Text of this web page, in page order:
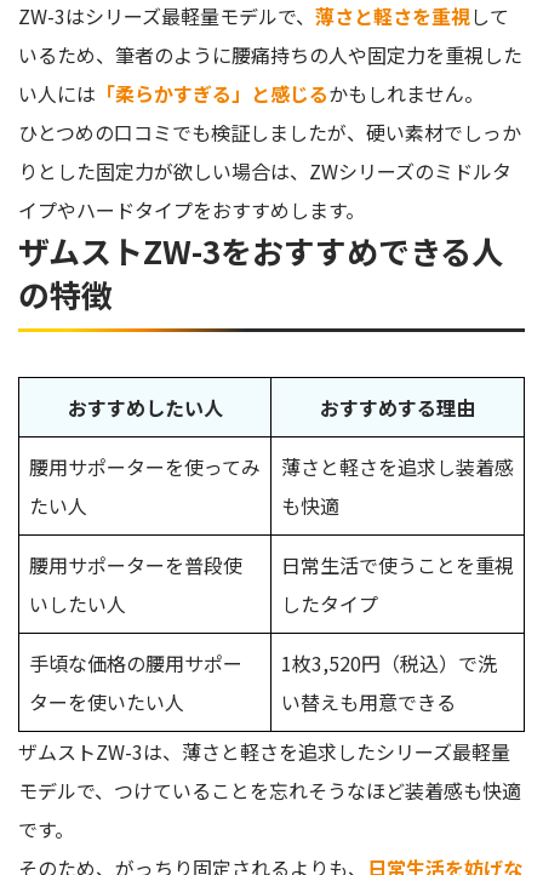
ZW-3はシリーズ最軽量モデルで、 薄さと軽さを重視して
いるため、筆者のように腰痛持ちの人や固定力を重視した
い人には 「柔らかすぎる」と感じるかもしれません。
ひとつめの口コミでも検証しましたが、硬い素材でしっか
りとした固定力が欲しい場合は、ZWシリーズのミドルタ
イプやハードタイプをおすすめします。
ザムストZW-3をおすすめできる人
の特徴
おすすめしたい人 おすすめする理由
腰用サポーターを使ってみ
たい人
薄さと軽さを追求し装着感
も快適
腰用サポーターを普段使
いしたい人
日常生活で使うことを重視
したタイプ
手頃な価格の腰用サポー
ターを使いたい人
1枚3,520円（税込）で洗
い替えも用意できる
ザムストZW-3は、薄さと軽さを追求したシリーズ最軽量
モデルで、つけていることを忘れそうなほど装着感も快適
です。
そのため、がっちり固定されるよりも、 日常生活を妨げな